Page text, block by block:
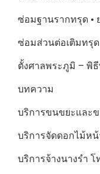
ซ่อมฐานรากทรุด •
ซ่อมส่วนต่อเติมทรุด
ตั้งศาลพระภูมิ – พิ
บทความ
บริการขนขยะและ
บริการจัดดอกไม้ห
บริการจ้างนางรำ